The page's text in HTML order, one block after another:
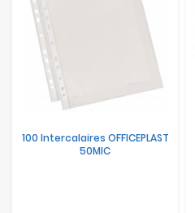
100 Intercalaires OFFICEPLAST
50MIC